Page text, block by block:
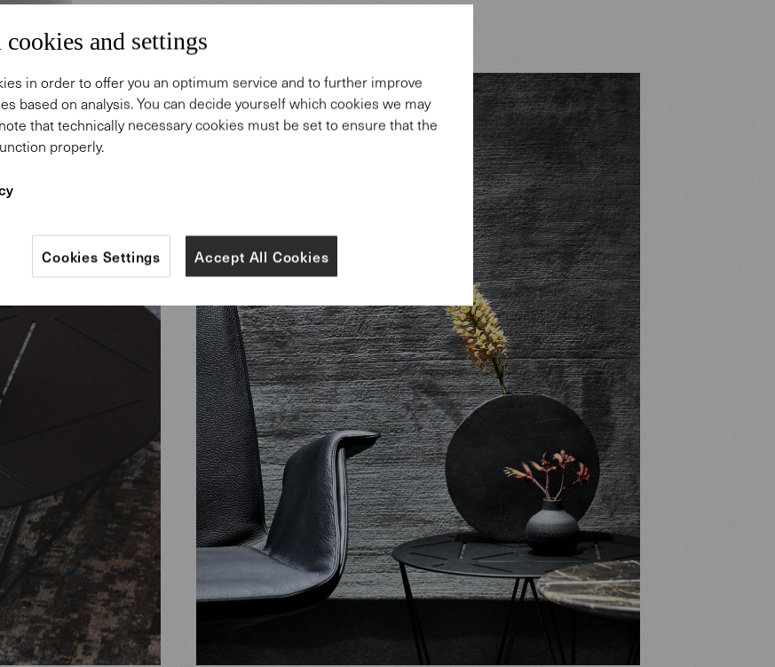
and settings
in order to offer you an optimum service and to further improve
based on analysis. You can decide yourself which cookies we may
that technically necessary cookies must be set to ensure that the
properly.
Accept All Cookies
Cookies Settings